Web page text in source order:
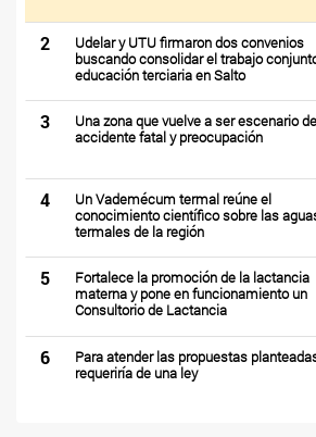
2
Udelar y UTU firmaron dos convenios
buscando consolidar el trabajo
educación terciaria en Salto
3
Una zona que vuelve a ser escenario de
accidente fatal y preocupación
4
Un Vademécum termal reúne el
conocimiento científico sobre las
termales de la región
5
Fortalece la promoción de la lactancia
materna y pone en funcionamiento un
Consultorio de Lactancia
6
Para atender las propuestas
requeriría de una ley